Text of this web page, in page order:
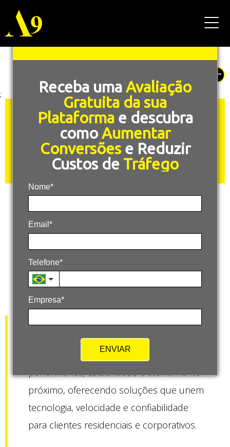
Receba uma Avaliação
Gratuita da sua
Plataforma e descubra
como Aumentar
Conversõese Reduzir
Custos de Tráfego
Nome*
Email*
Telefone*
Empresa*
ENVIAR
;
DIGITAL E KEY
VISUAL
A Hello atua no segmento de internet e
conectividade com foco em alta
performance, estabilidade e atendimento
próximo, oferecendo soluções que unem
tecnologia, velocidade e confiabilidade
para clientes residenciais e corporativos.